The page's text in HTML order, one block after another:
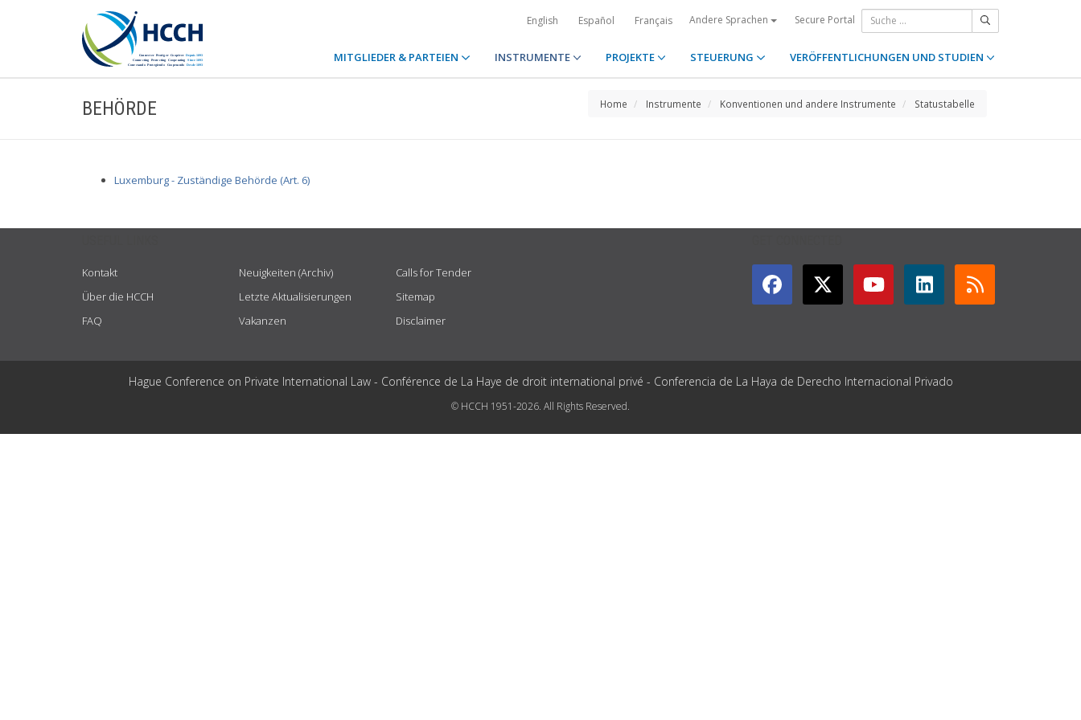
English Español Français Andere Sprachen Secure Portal
MITGLIEDER & PARTEIEN INSTRUMENTE PROJEKTE STEUERUNG VERÖFFENTLICHUNGEN UND STUDIEN
BEHÖRDE Home Instrumente Konventionen und andere Instrumente Statustabelle
Luxemburg - Zuständige Behörde (Art. 6)
Kontakt
Über die HCCH
FAQ
Neuigkeiten (Archiv)
Letzte Aktualisierungen
Vakanzen
Calls for Tender
Sitemap
Disclaimer
Hague Conference on Private International Law - Conférence de La Haye de droit international privé - Conferencia de La Haya de Derecho Internacional Privado
© HCCH 1951-2026. All Rights Reserved.